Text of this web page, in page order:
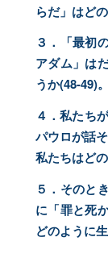
らだ」はど
３．「最初
アダム」は
うか(48-49)。
４．私たち
パウロが話
私たちはど
５．そのと
に「罪と死
どのように